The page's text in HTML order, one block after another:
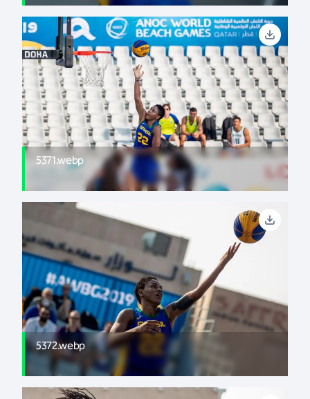
5371.webp
5372.webp